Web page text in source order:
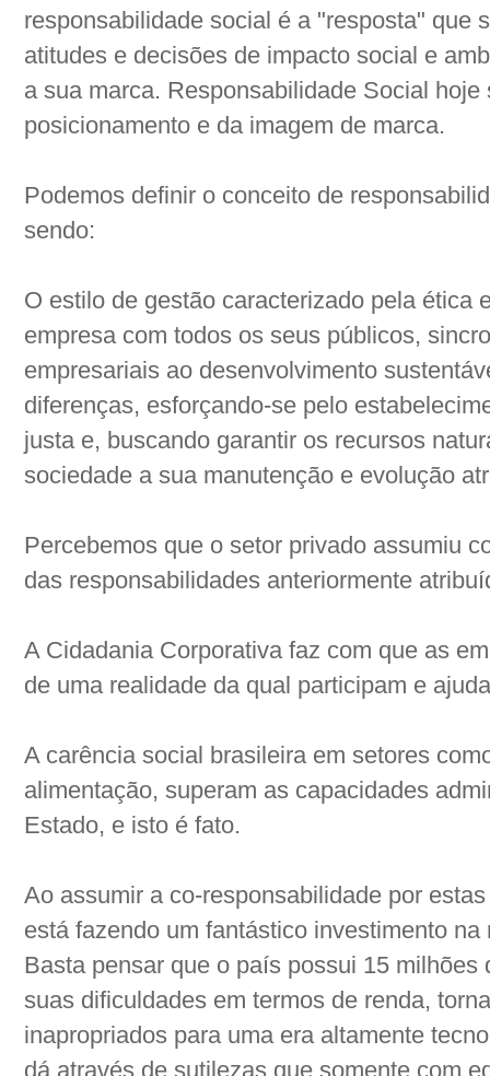
responsabilidade social é a "resposta" que
atitudes e decisões de impacto social e
a sua marca. Responsabilidade Social
posicionamento e da imagem de marca.
Podemos definir o conceito de
sendo:
O estilo de gestão caracterizado pela ética
empresa com todos os seus públicos,
empresariais ao desenvolvimento
diferenças, esforçando-se pelo
justa e, buscando garantir os recursos
sociedade a sua manutenção e evolução
Percebemos que o setor privado assumiu
das responsabilidades anteriormente
A Cidadania Corporativa faz com que as
de uma realidade da qual participam e
A carência social brasileira em setores
alimentação, superam as capacidades
Estado, e isto é fato.
Ao assumir a co-responsabilidade por
está fazendo um fantástico investimento
Basta pensar que o país possui 15 milhões
suas dificuldades em termos de renda,
inapropriados para uma era altamente
dá através de sutilezas que somente com